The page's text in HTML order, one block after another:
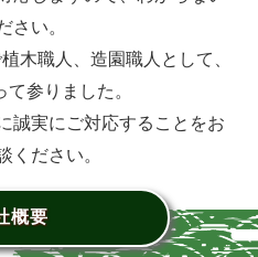
さい。
木職人、造園職人として、
参りました。
誠実にご対応することをお
ください。
概要